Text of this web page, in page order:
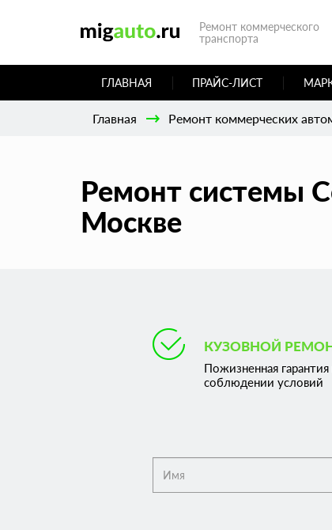
Ремонт коммерческого
транспорта
ГЛАВНАЯ ПРАЙС-ЛИСТ
Главная Ремонт коммерческих
Ремонт системы
Москве
КУЗОВНОЙ
Пожизненная гарантия
соблюдении условий